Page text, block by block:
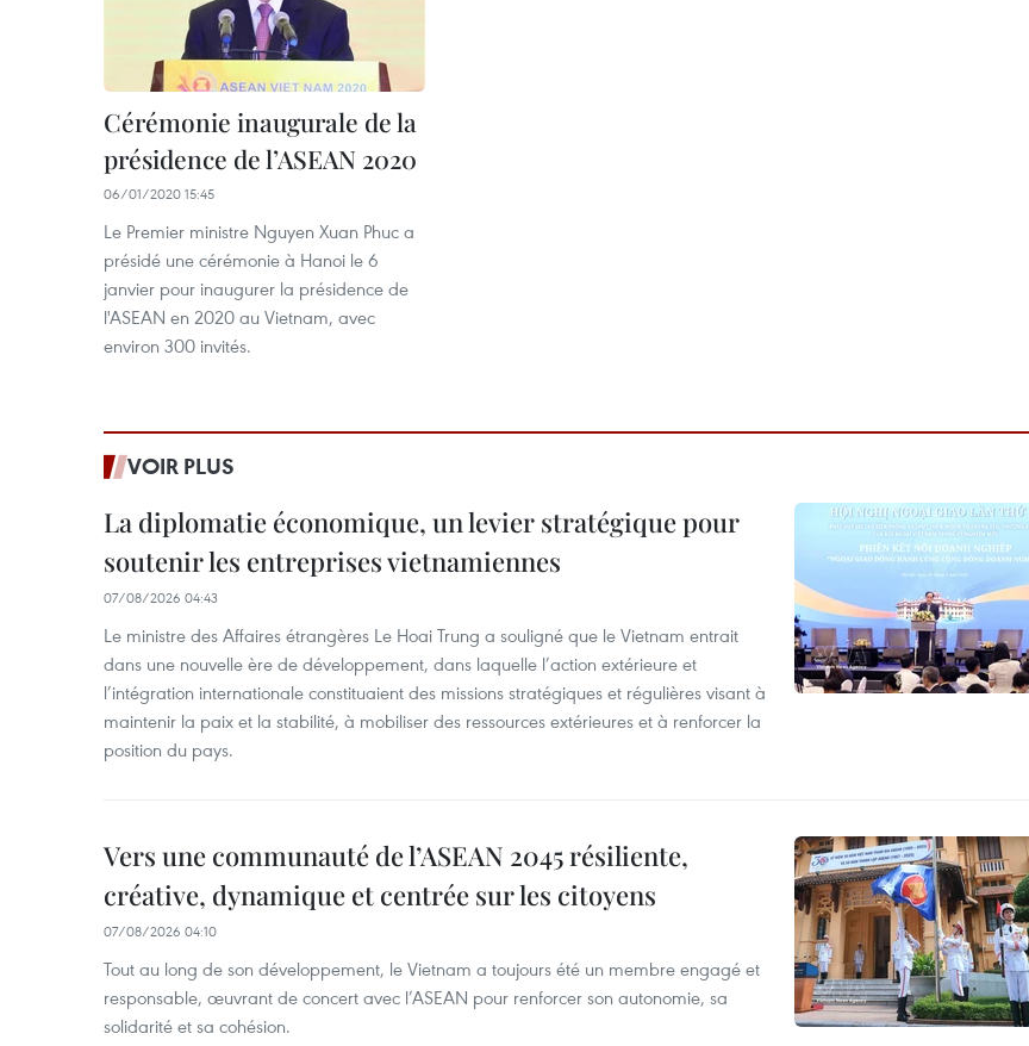
Cérémonie inaugurale de la
présidence de l’ASEAN 2020
06/01/2020 15:45
Le Premier ministre Nguyen Xuan Phuc a
présidé une cérémonie à Hanoi le 6
janvier pour inaugurer la présidence de
l'ASEAN en 2020 au Vietnam, avec
environ 300 invités.
VOIR PLUS
La diplomatie économique, un levier stratégique pour
soutenir les entreprises vietnamiennes
07/08/2026 04:43
Le ministre des Affaires étrangères Le Hoai Trung a souligné que le Vietnam entrait
dans une nouvelle ère de développement, dans laquelle l’action extérieure et
l’intégration internationale constituaient des missions stratégiques et régulières visant à
maintenir la paix et la stabilité, à mobiliser des ressources extérieures et à renforcer la
position du pays.
Vers une communauté de l’ASEAN 2045 résiliente,
créative, dynamique et centrée sur les citoyens
07/08/2026 04:10
Tout au long de son développement, le Vietnam a toujours été un membre engagé et
responsable, œuvrant de concert avec l’ASEAN pour renforcer son autonomie, sa
solidarité et sa cohésion.